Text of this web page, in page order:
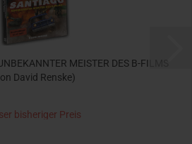
MEISTER DES B-FILMS
David Renske)
bisheriger Preis